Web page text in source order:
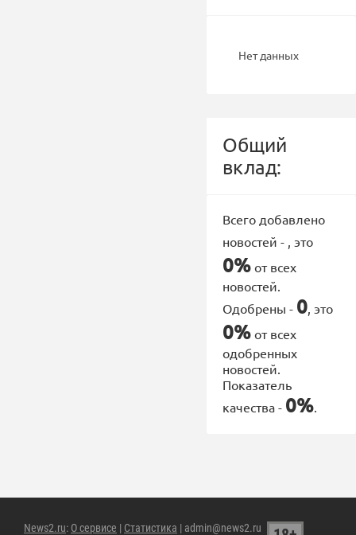
Нет данных
Общий
вклад:
Всего добавлено
новостей - , это
0% от всех
новостей.
Одобрены - 0, это
0% от всех
одобренных
новостей.
Показатель
качества - 0%.
News2.ru: О сервисе | Статистика | admin@news2.ru